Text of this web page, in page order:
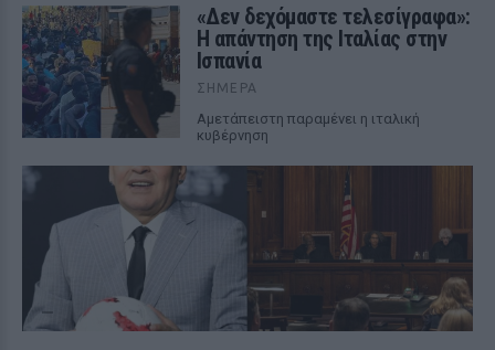
«Δεν δεχόμαστε τελεσίγραφα»:
Η απάντηση της Ιταλίας στην
Ισπανία
ΣΉΜΕΡΑ
Αμετάπειστη παραμένει η ιταλική
κυβέρνηση